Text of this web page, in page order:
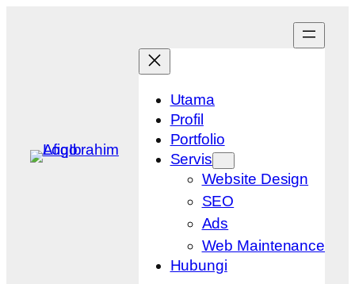
Utama
Profil
Portfolio
Servis
Website Design
SEO
Ads
Web Maintenance
Hubungi